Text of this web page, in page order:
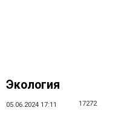
Экология
05.06.2024 17:11 17272